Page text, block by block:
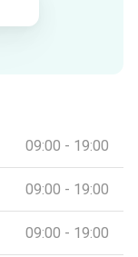
09:00 - 19:00
09:00 - 19:00
09:00 - 19:00